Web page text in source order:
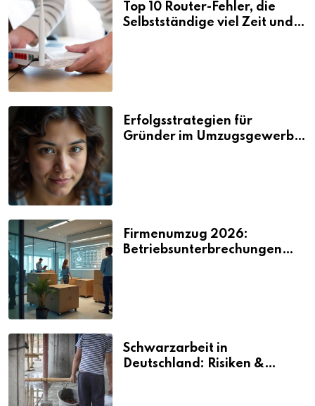
Top 10 Router-Fehler, die
Selbstständige viel Zeit und
Erfolgsstrategien für
Gründer im Umzugsgewerbe
Firmenumzug 2026:
Betriebsunterbrechungen
Schwarzarbeit in
Deutschland: Risiken &